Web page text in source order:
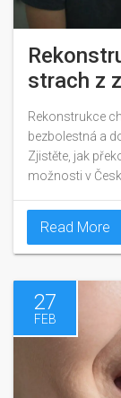
strach z
Rekonstrukce
bezbolestná a
Zjistěte, jak
možnosti v
Read More
27
FEB